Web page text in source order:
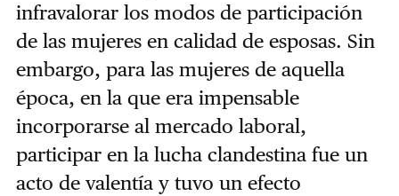
infravalorar los modos de participación
de las mujeres en calidad de esposas. Sin
embargo, para las mujeres de aquella
época, en la que era impensable
incorporarse al mercado laboral,
participar en la lucha clandestina fue un
acto de valentía y tuvo un efecto